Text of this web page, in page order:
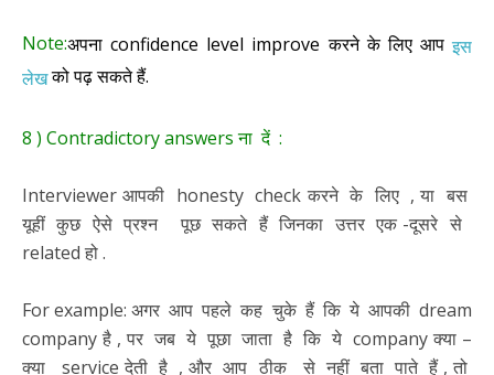
Note:अपना confidence level improve करने के लिए आपइस
लेखको पढ़ सकते हैं.
8 ) Contradictory answers ना दें :
Interviewer आपकी honesty check करने के लिए , या बस
यूहीं कुछ ऐसे प्रश्न पूछ सकते हैं जिनका उत्तर एक -दूसरे से
related हो .
For example: अगर आप पहले कह चुके हैं कि ये आपकी dream
company है , पर जब ये पूछा जाता है कि ये company क्या –
क्या service देती है , और आप ठीक से नहीं बता पाते हैं , तो